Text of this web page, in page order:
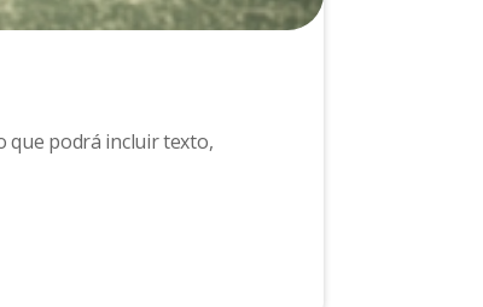
que podrá incluir texto,